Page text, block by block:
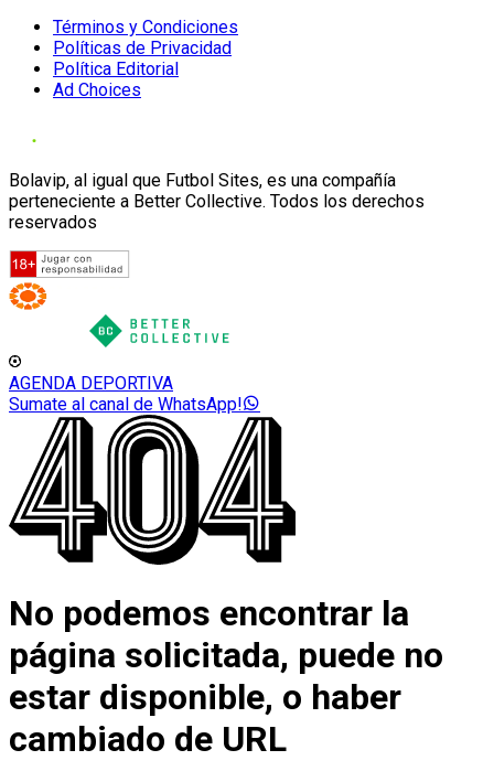
Términos y Condiciones
Políticas de Privacidad
Política Editorial
Ad Choices
Bolavip, al igual que Futbol Sites, es una compañía
perteneciente a Better Collective. Todos los derechos
reservados
AGENDA DEPORTIVA
Sumate al canal de WhatsApp!
No podemos encontrar la
página solicitada, puede no
estar disponible, o haber
cambiado de URL